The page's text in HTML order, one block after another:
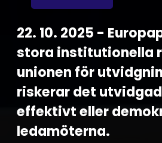
22. 10. 2025 -
stora institutionella
unionen för
riskerar det
effektivt eller
ledamöterna.